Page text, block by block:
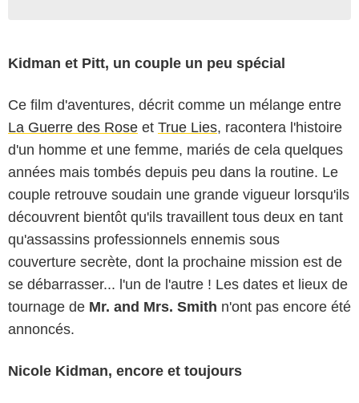
Kidman et Pitt, un couple un peu spécial
Ce film d'aventures, décrit comme un mélange entre
La Guerre des Rose et True Lies, racontera l'histoire
d'un homme et une femme, mariés de cela quelques
années mais tombés depuis peu dans la routine. Le
couple retrouve soudain une grande vigueur lorsqu'ils
découvrent bientôt qu'ils travaillent tous deux en tant
qu'assassins professionnels ennemis sous
couverture secrète, dont la prochaine mission est de
se débarrasser... l'un de l'autre ! Les dates et lieux de
tournage de Mr. and Mrs. Smith n'ont pas encore été
annoncés.
Nicole Kidman, encore et toujours